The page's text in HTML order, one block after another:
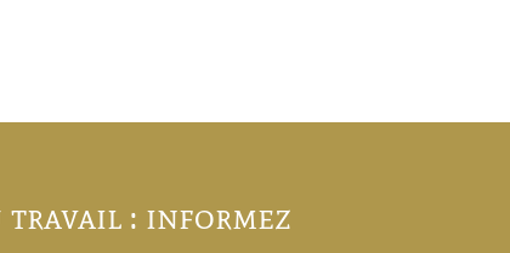
travail : informez